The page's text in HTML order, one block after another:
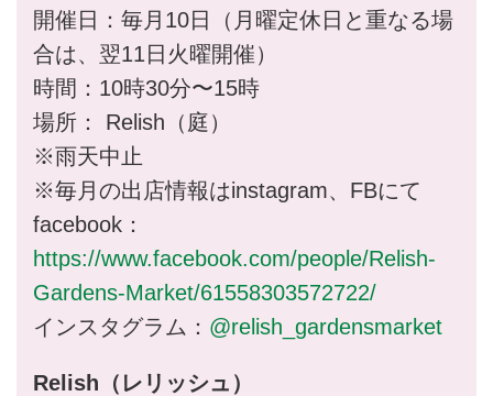
開催日：毎月10日（月曜定休日と重なる場
合は、翌11日火曜開催）
時間：10時30分〜15時
場所： Relish（庭）
※雨天中止
※毎月の出店情報はinstagram、FBにて
facebook：
https://www.facebook.com/people/Relish-
Gardens-Market/61558303572722/
インスタグラム： @relish_gardensmarket
Relish（レリッシュ）